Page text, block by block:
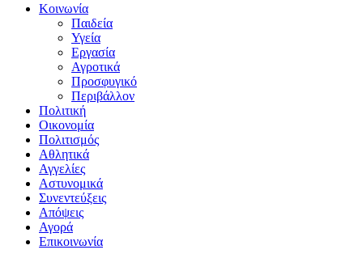
Κοινωνία
Παιδεία
Υγεία
Εργασία
Αγροτικά
Προσφυγικό
Περιβάλλον
Πολιτική
Οικονομία
Πολιτισμός
Αθλητικά
Αγγελίες
Αστυνομικά
Συνεντεύξεις
Απόψεις
Αγορά
Επικοινωνία